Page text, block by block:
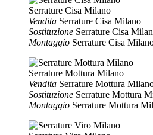
Serrature Cisa Milano
Vendita Serrature Cisa Milano
Sostituzione Serrature Cisa
Montaggio Serrature Cisa
Serrature Mottura Milano
Vendita Serrature Mottura
Sostituzione Serrature Mottura
Montaggio Serrature Mottura